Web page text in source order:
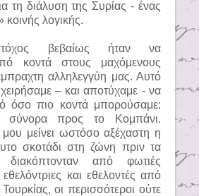
τη διάλυση της Συρίας - ένας
κοινής λογικής.
βεβαίως ήταν να
κοντά στους μαχόμενους
αλληλεγγύη μας. Αυτό
– και αποτύχαμε - να
όσο πιο κοντά μπορούσαμε:
σύνορα προς το Κομπάνι.
μείνει ωστόσο αξέχαστη η
σκοτάδι στη ζώνη πριν τα
από φωτιές
και εθελοντές από
οι περισσότεροι ούτε